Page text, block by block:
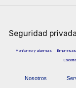
Seguridad
Monitoreo y alarmas
Nosotros